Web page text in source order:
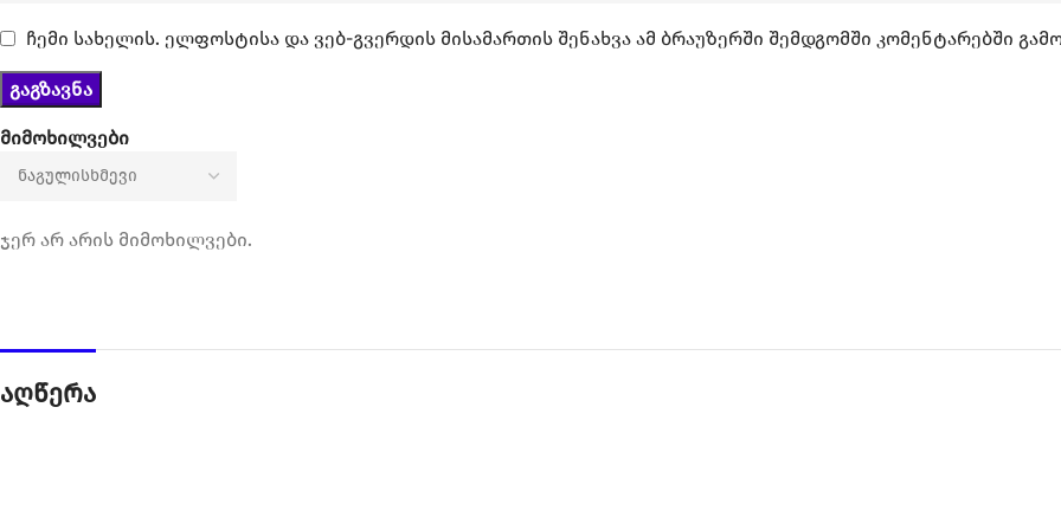
მიმოხილვები
ჯერ არ არის მიმოხილვები.
ჩემი სახელის. ელფოსტისა და ვებ-გვერდის მისამართის შენახვა ამ ბრაუზერში შემდგომში კომენტარებში
აღწერა